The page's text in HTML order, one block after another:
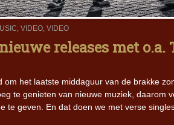
, VIDEO, VIDEO
releases met o.a.
het laatste middaguur van de brakke
te genieten van nieuwe muziek, daarom
te geven. En dat doen we met verse